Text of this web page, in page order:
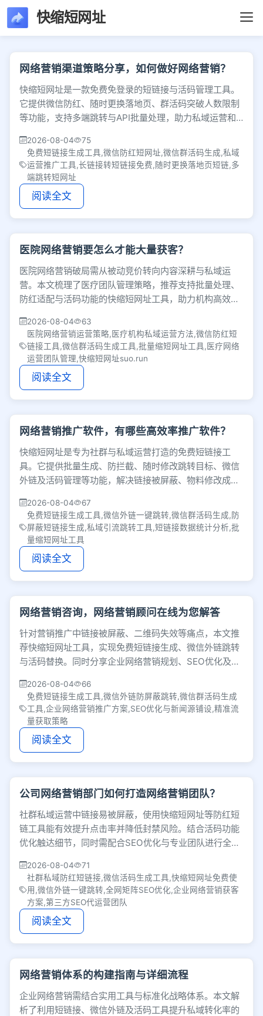
快缩短网址
文章列表 - 第26页 -
网络营销渠道策略分享，如何做好网络营销？
快缩短网址是一款免费免登录的短链接与活码管理工具。
它提供微信防红、随时更换落地页、群活码突破人数限制
等功能，支持多端跳转与API批量处理，助力私域运营和
2026-08-04
75
免费短链接生成工具,微信防红短网址,微信群活码生成,私域
运营推广工具,长链接转短链接免费,随时更换落地页短链,多
端跳转短网址
阅读全文
医院网络营销要怎么才能大量获客？
医院网络营销破局需从被动竞价转向内容深耕与私域运
营。本文梳理了医疗团队管理策略，推荐支持批量处理、
防红适配与活码功能的快缩短网址工具，助力机构高效分
2026-08-04
63
医院网络营销运营策略,医疗机构私域运营方法,微信防红短
链接工具,微信群活码生成工具,批量缩短网址工具,医疗网络
运营团队管理,快缩短网址suo.run
阅读全文
网络营销推广软件，有哪些高效率推广软件？
快缩短网址是专为社群与私域运营打造的免费短链接工
具。它提供批量生成、防拦截、随时修改跳转目标、微信
外链及活码管理等功能，解决链接被屏蔽、物料修改成本
2026-08-04
67
免费短链接生成工具,微信外链一键跳转,微信群活码生成,防
屏蔽短链接生成,私域引流跳转工具,短链接数据统计分析,批
量缩短网址工具
阅读全文
网络营销咨询，网络营销顾问在线为您解答
针对营销推广中链接被屏蔽、二维码失效等痛点，本文推
荐快缩短网址工具，实现免费短链接生成、微信外链跳转
与活码替换。同时分享企业网络营销规划、SEO优化及新
2026-08-04
66
免费短链接生成工具,微信外链防屏蔽跳转,微信群活码生成
工具,企业网络营销推广方案,SEO优化与新闻源铺设,精准流
量获取策略
阅读全文
公司网络营销部门如何打造网络营销团队？
社群私域运营中链接易被屏蔽，使用快缩短网址等防红短
链工具能有效提升点击率并降低封禁风险。结合活码功能
优化触达细节，同时需配合SEO优化与专业团队进行全网
2026-08-04
71
社群私域防红短链接,微信活码生成工具,快缩短网址免费使
用,微信外链一键跳转,全网矩阵SEO优化,企业网络营销获客
方案,第三方SEO代运营团队
阅读全文
网络营销体系的构建指南与详细流程
企业网络营销需结合实用工具与标准化战略体系。本文解
析了利用短链接、微信外链及活码工具提升私域转化率的